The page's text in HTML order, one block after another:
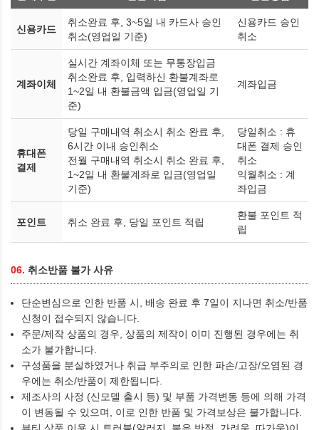
신용카드
취소완료 후, 3~5일 내 카드사 승인
취소(영업일 기준)
신용카드 승인
취소
계좌이체
실시간 계좌이체 또는 무통장입금
취소완료 후, 입력하신 환불계좌로
1~2일 내 환불금액 입금(영업일 기
준)
계좌입금
휴대폰
결제
당일 구매내역 취소시 취소 완료 후,
6시간 이내 승인취소
전월 구매내역 취소시 취소 완료 후,
1~2일 내 환불계좌로 입금(영업일
기준)
당일취소 : 휴
대폰 결제 승인
취소
익월취소 : 계
좌입금
포인트 취소 완료 후, 당일 포인트 적립
환불 포인트 적
립
06. 취소반품 불가 사유
단순변심으로 인한 반품 시, 배송 완료 후 7일이 지나면 취소/반품
신청이 접수되지 않습니다.
주문/제작 상품의 경우, 상품의 제작이 이미 진행된 경우에는 취
소가 불가합니다.
구성품을 분실하였거나 취급 부주의로 인한 파손/고장/오염된 경
우에는 취소/반품이 제한됩니다.
제조사의 사정 (신모델 출시 등) 및 부품 가격변동 등에 의해 가격
이 변동될 수 있으며, 이로 인한 반품 및 가격보상은 불가합니다.
뷰티 상품 이용 시 트러블(알러지, 붉은 반점, 가려움, 따가움)이